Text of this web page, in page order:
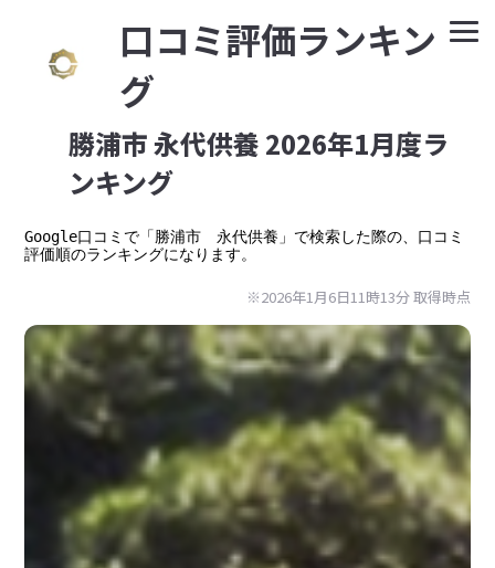
⼝コミ評価ランキン
グ
勝浦市 永代供養 2026年1月度ラ
ンキング
Google⼝コミで「勝浦市　永代供養」で検索した際の、口コミ
評価順のランキングになります。
※2026年1月6日11時13分 取得時点